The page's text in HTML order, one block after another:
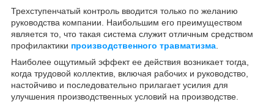
Трехступенчатый контроль вводится только по желанию
руководства компании. Наибольшим его преимуществом
является то, что такая система служит отличным средством
профилактики производственного травматизма
Наиболее ощутимый эффект ее действия возникает тогда,
когда трудовой коллектив, включая рабочих и руководство,
настойчиво и последовательно прилагает усилия для
улучшения производственных условий на производстве.